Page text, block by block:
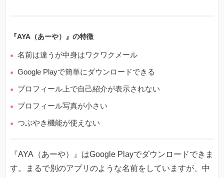
『AYA（あーや）』の特徴
名前は違うが中身はワクワクメール
Google Playで簡単にダウンロードできる
プロフィール上で自己紹介が表示されない
プロフィール写真が小さい
つぶやき機能が使えない
『AYA（あーや）』はGoogle Playでダウンロードできま
す。まるで別のアプリのような名前をしていますが、中